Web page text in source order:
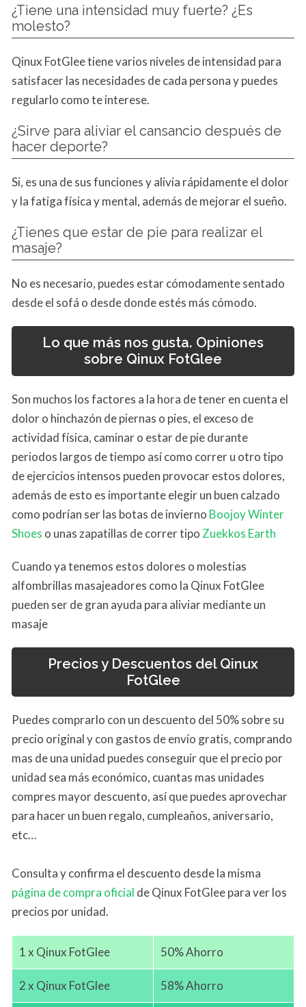
¿Tiene una intensidad muy fuerte? ¿Es
molesto?
Qinux FotGlee tiene varios niveles de intensidad para
satisfacer las necesidades de cada persona y puedes
regularlo como te interese.
¿Sirve para aliviar el cansancio después de
hacer deporte?
Si, es una de sus funciones y alivia rápidamente el dolor
y la fatiga física y mental, además de mejorar el sueño.
¿Tienes que estar de pie para realizar el
masaje?
No es necesario, puedes estar cómodamente sentado
desde el sofá o desde donde estés más cómodo.
Lo que más nos gusta. Opiniones
sobre Qinux FotGlee
Son muchos los factores a la hora de tener en cuenta el
dolor o hinchazón de piernas o pies, el exceso de
actividad física, caminar o estar de pie durante
periodos largos de tiempo así como correr u otro tipo
de ejercicios intensos pueden provocar estos dolores,
además de esto es importante elegir un buen calzado
como podrían ser las botas de invierno Boojoy Winter
Shoes o unas zapatillas de correr tipo Zuekkos Earth
Cuando ya tenemos estos dolores o molestias
alfombrillas masajeadores como la Qinux FotGlee
pueden ser de gran ayuda para aliviar mediante un
masaje
Precios y Descuentos del Qinux
FotGlee
Puedes comprarlo con un descuento del 50% sobre su
precio original y con gastos de envío gratis, comprando
mas de una unidad puedes conseguir que el precio por
unidad sea más económico, cuantas mas unidades
compres mayor descuento, así que puedes aprovechar
para hacer un buen regalo, cumpleaños, aniversario,
etc…
Consulta y confirma el descuento desde la misma
página de compra oficial de Qinux FotGlee para ver los
precios por unidad.
1 x Qinux FotGlee 50% Ahorro
2 x Qinux FotGlee 58% Ahorro